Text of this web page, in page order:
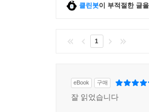
클린봇이 부적절한 글
1
eBook 구매
잘 읽었습니다